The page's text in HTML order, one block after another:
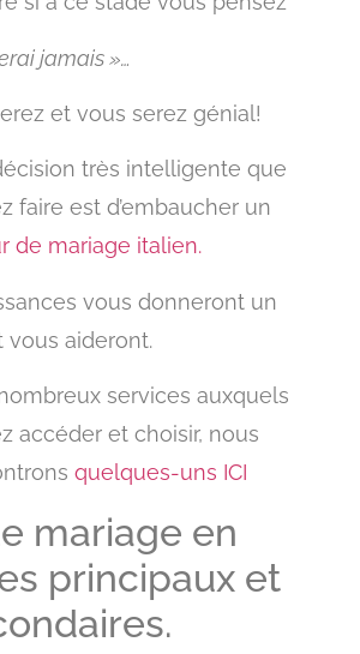
jamais »…
et vous serez génial!
très intelligente que
faire est d’embaucher un
de mariage italien.
vous donneront un
vous aideront.
services auxquels
accéder et choisir, nous
quelques-uns ICI
mariage en
principaux et